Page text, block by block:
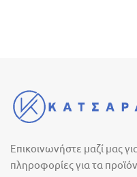
Επικοινωνήστε μαζί μας
πληροφορίες για τα